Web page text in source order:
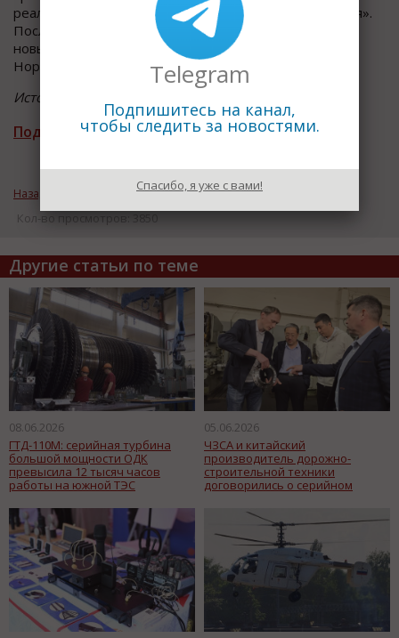
реальный цикл работы техники в шахтах «Норникеля».
После завершения всего объёма заводских тестов
новый подземный самосвал отправится на работу в
Норильск.
Источник : пресс-служба ОАО «БЕЛАЗ»
Подписаться на рассылку новостей
Назад к рубрике «Импортозамещение»
Кол-во просмотров: 3850
Другие статьи по теме
08.06.2026
ГТД-110М: серийная турбина
большой мощности ОДК
превысила 12 тысяч часов
работы на южной ТЭС
05.06.2026
ЧЗСА и китайский
производитель дорожно-
строительной техники
договорились о серийном
Telegram
Подпишитесь на канал,
чтобы следить за новостями.
Спасибо, я уже с вами!